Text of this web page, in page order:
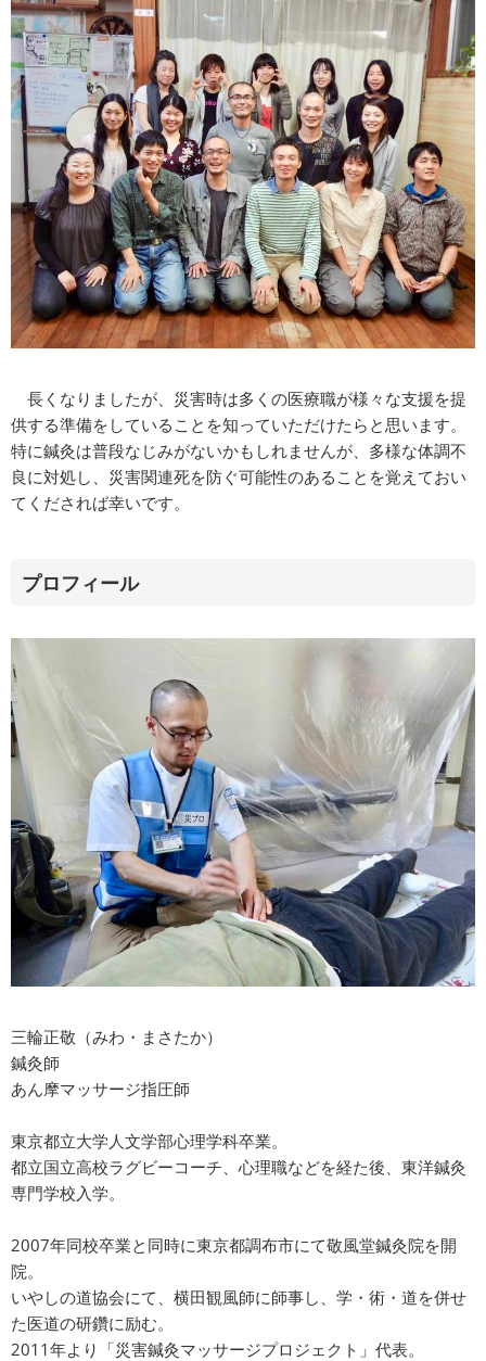
長くなりましたが、災害時は多くの医療職が様々な支援を提
供する準備をしていることを知っていただけたらと思います。
特に鍼灸は普段なじみがないかもしれませんが、多様な体調不
良に対処し、災害関連死を防ぐ可能性のあることを覚えておい
てくだされば幸いです。
プロフィール
三輪正敬（みわ・まさたか）
鍼灸師
あん摩マッサージ指圧師
東京都立大学人文学部心理学科卒業。
都立国立高校ラグビーコーチ、心理職などを経た後、東洋鍼灸
専門学校入学。
2007年同校卒業と同時に東京都調布市にて敬風堂鍼灸院を開
院。
いやしの道協会にて、横田観風師に師事し、学・術・道を併せ
た医道の研鑽に励む。
2011年より「災害鍼灸マッサージプロジェクト」代表。